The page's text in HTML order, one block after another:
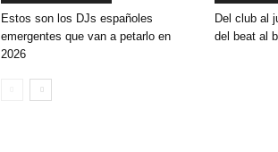
Estos son los DJs españoles
emergentes que van a petarlo en
2026
Del club al
del beat al